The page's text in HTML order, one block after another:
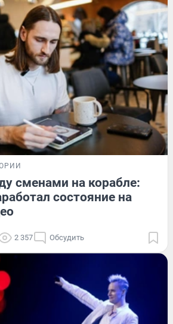
сменами на корабле:
состояние на
2 357 Обсудить